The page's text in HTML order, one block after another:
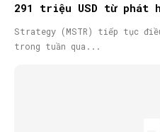
291 triệu USD từ phát
Strategy (MSTR) tiếp tục
trong tuần qua...